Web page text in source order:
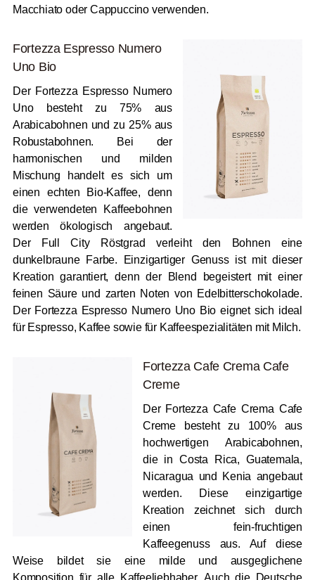
Macchiato oder Cappuccino verwenden.
Fortezza Espresso Numero
Uno Bio
Der Fortezza Espresso Numero
Uno besteht zu 75% aus
Arabicabohnen und zu 25% aus
Robustabohnen. Bei der
harmonischen und milden
Mischung handelt es sich um
einen echten Bio-Kaffee, denn
die verwendeten Kaffeebohnen
werden ökologisch angebaut.
Der Full City Röstgrad verleiht den Bohnen eine
dunkelbraune Farbe. Einzigartiger Genuss ist mit dieser
Kreation garantiert, denn der Blend begeistert mit einer
feinen Säure und zarten Noten von Edelbitterschokolade.
Der Fortezza Espresso Numero Uno Bio eignet sich ideal
für Espresso, Kaffee sowie für Kaffeespezialitäten mit Milch.
Fortezza Cafe Crema Cafe
Creme
Der Fortezza Cafe Crema Cafe
Creme besteht zu 100% aus
hochwertigen Arabicabohnen,
die in Costa Rica, Guatemala,
Nicaragua und Kenia angebaut
werden. Diese einzigartige
Kreation zeichnet sich durch
einen fein-fruchtigen
Kaffeegenuss aus. Auf diese
Weise bildet sie eine milde und ausgeglichene
Komposition für alle Kaffeeliebhaber. Auch die Deutsche